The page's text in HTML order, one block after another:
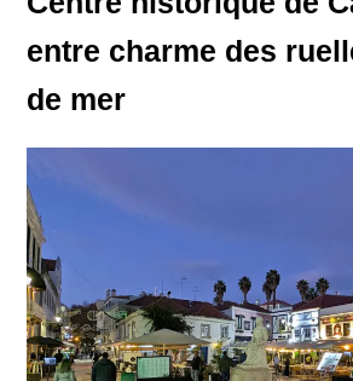
entre charme des
de mer